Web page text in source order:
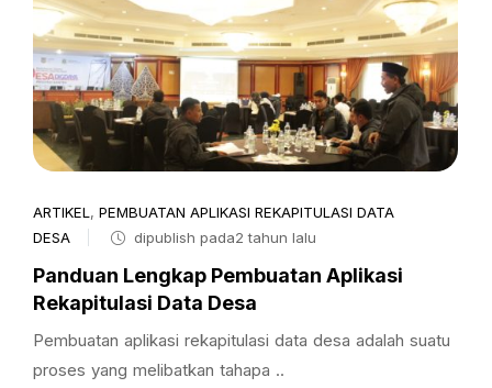
ARTIKEL , PEMBUATAN APLIKASI REKAPITULASI DATA
DESA
dipublish pada2 tahun lalu
Panduan Lengkap Pembuatan Aplikasi
Rekapitulasi Data Desa
Pembuatan aplikasi rekapitulasi data desa adalah suatu
proses yang melibatkan tahapa ..